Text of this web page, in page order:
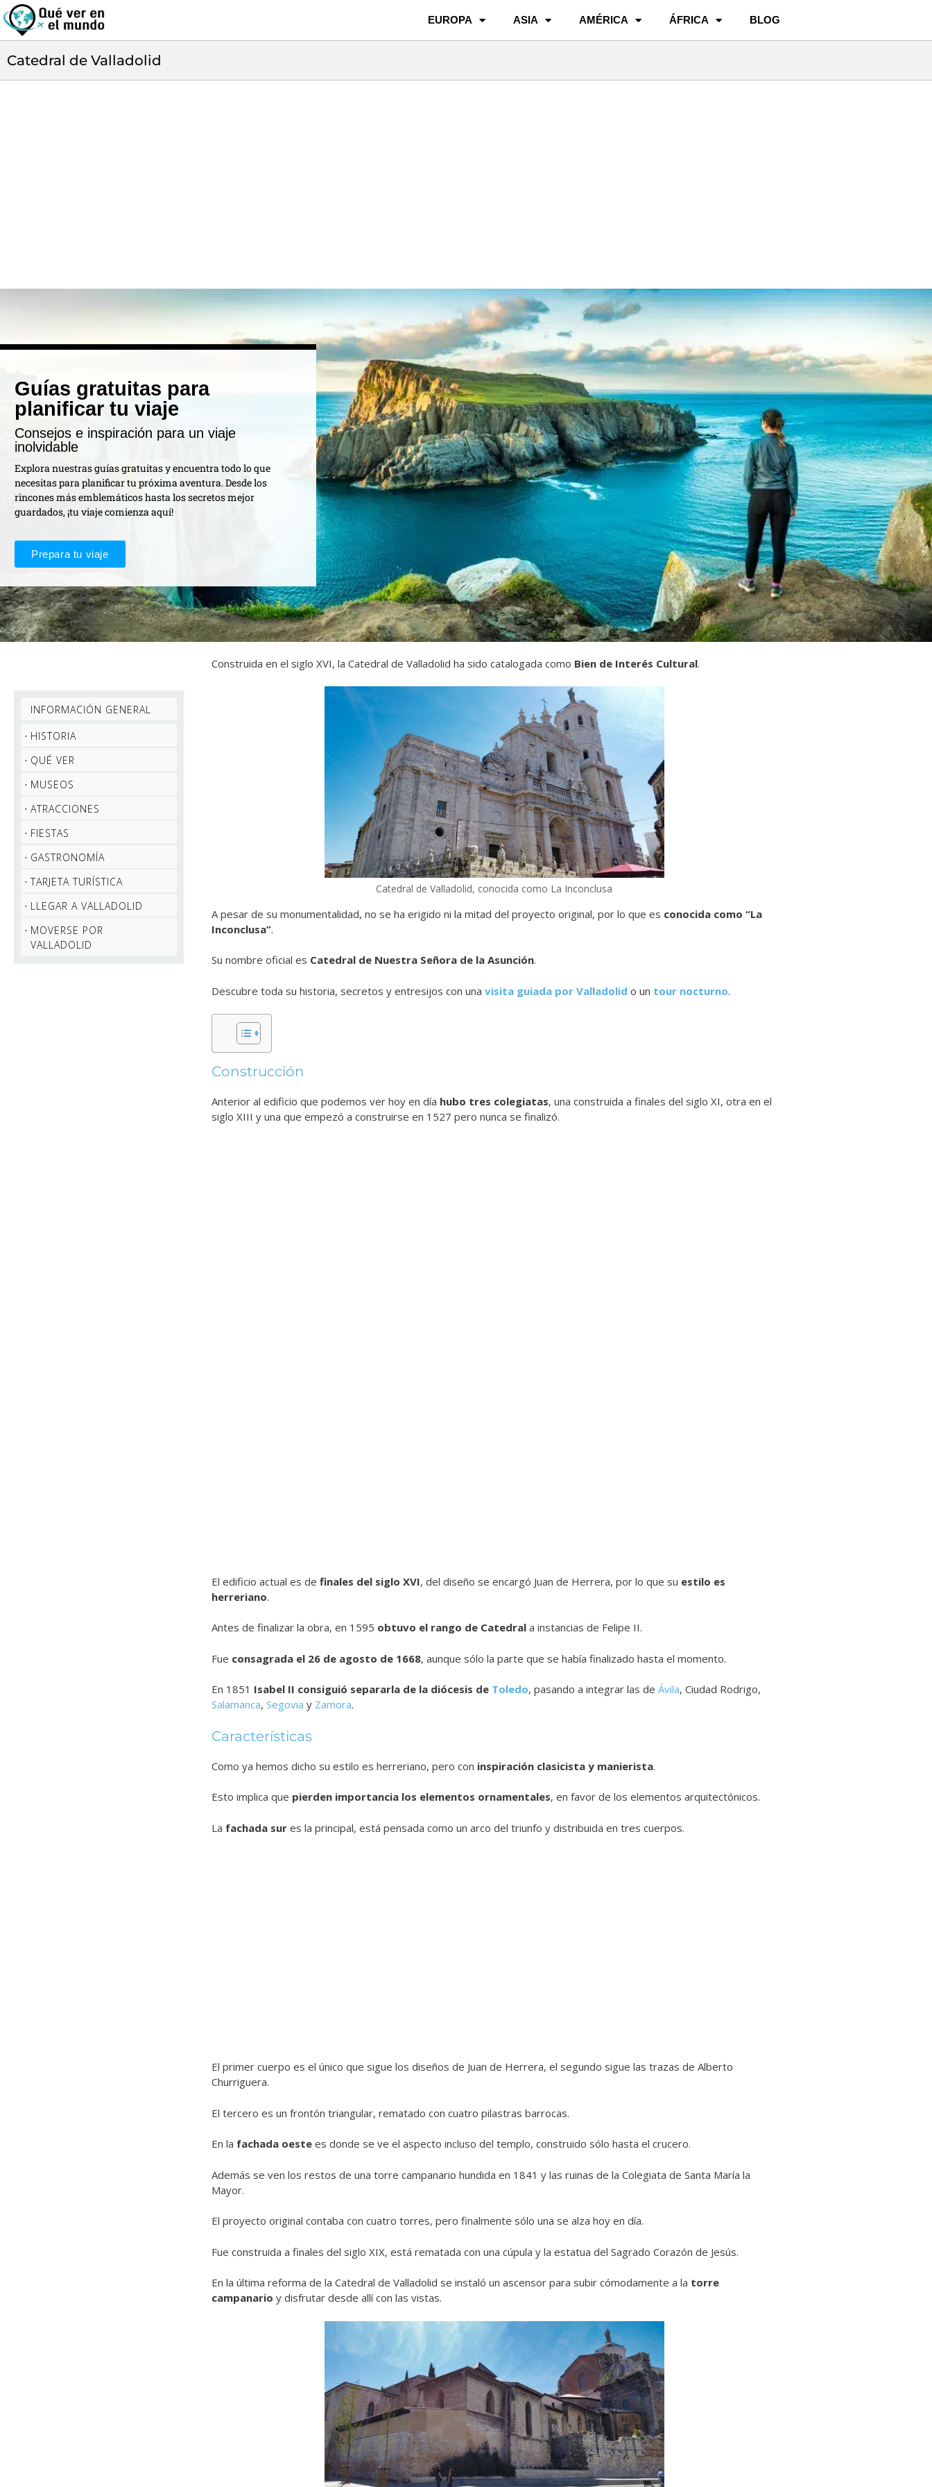
EUROPA ASIA AMÉRICA ÁFRICA BLOG
Catedral de Valladolid
Guías gratuitas para
planificar tu viaje
Consejos e inspiración para un viaje
inolvidable
Explora nuestras guías gratuitas y encuentra todo lo que
necesitas para planificar tu próxima aventura. Desde los
rincones más emblemáticos hasta los secretos mejor
guardados, ¡tu viaje comienza aquí!
Prepara tu viaje
INFORMACIÓN GENERAL
HISTORIA
QUÉ VER
MUSEOS
ATRACCIONES
FIESTAS
GASTRONOMÍA
TARJETA TURÍSTICA
LLEGAR A VALLADOLID
MOVERSE POR
VALLADOLID
Construida en el siglo XVI, la Catedral de Valladolid ha sido catalogada como Bien de Interés Cultural.
Catedral de Valladolid, conocida como La Inconclusa
A pesar de su monumentalidad, no se ha erigido ni la mitad del proyecto original, por lo que es conocida como “La
Inconclusa”.
Su nombre oficial es Catedral de Nuestra Señora de la Asunción.
Descubre toda su historia, secretos y entresijos con una visita guiada por Valladolid o un tour nocturno.
Construcción
Anterior al edificio que podemos ver hoy en día hubo tres colegiatas, una construida a finales del siglo XI, otra en el
siglo XIII y una que empezó a construirse en 1527 pero nunca se finalizó.
El edificio actual es de finales del siglo XVI, del diseño se encargó Juan de Herrera, por lo que su estilo es
herreriano.
Antes de finalizar la obra, en 1595 obtuvo el rango de Catedral a instancias de Felipe II.
Fue consagrada el 26 de agosto de 1668, aunque sólo la parte que se había finalizado hasta el momento.
En 1851 Isabel II consiguió separarla de la diócesis de Toledo, pasando a integrar las de Ávila, Ciudad Rodrigo,
Salamanca, Segovia y Zamora.
Características
Como ya hemos dicho su estilo es herreriano, pero con inspiración clasicista y manierista.
Esto implica que pierden importancia los elementos ornamentales, en favor de los elementos arquitectónicos.
La fachada sur es la principal, está pensada como un arco del triunfo y distribuida en tres cuerpos.
El primer cuerpo es el único que sigue los diseños de Juan de Herrera, el segundo sigue las trazas de Alberto
Churriguera.
El tercero es un frontón triangular, rematado con cuatro pilastras barrocas.
En la fachada oeste es donde se ve el aspecto incluso del templo, construido sólo hasta el crucero.
Además se ven los restos de una torre campanario hundida en 1841 y las ruinas de la Colegiata de Santa María la
Mayor.
El proyecto original contaba con cuatro torres, pero finalmente sólo una se alza hoy en día.
Fue construida a finales del siglo XIX, está rematada con una cúpula y la estatua del Sagrado Corazón de Jesús.
En la última reforma de la Catedral de Valladolid se instaló un ascensor para subir cómodamente a la torre
campanario y disfrutar desde allí con las vistas.